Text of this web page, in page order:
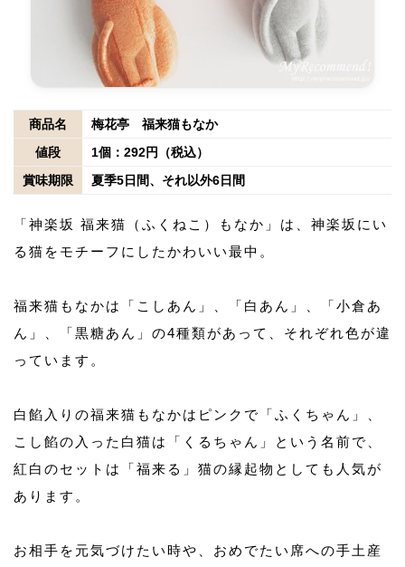
商品名
梅花亭 福来猫もなか
値段
1個：292円（税込）
賞味期限
夏季5日間、それ以外6日間
「神楽坂 福来猫（ふくねこ）もなか」は、神楽坂にい
る猫をモチーフにしたかわいい最中。
福来猫もなかは「こしあん」、「白あん」、「小倉あ
ん」、「黒糖あん」の4種類があって、それぞれ色が違
っています。
白餡入りの福来猫もなかはピンクで「ふくちゃん」、
こし餡の入った白猫は「くるちゃん」という名前で、
紅白のセットは「福来る」猫の縁起物としても人気が
あります。
お相手を元気づけたい時や、おめでたい席への手土産